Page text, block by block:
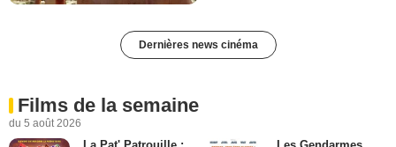
Dernières news cinéma
Films de la semaine
du 5 août 2026